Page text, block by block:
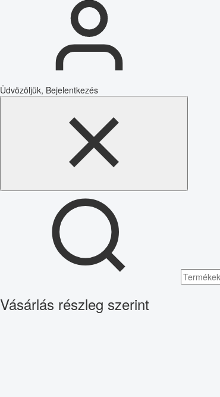
Üdvözöljük, Bejelentkezés
Vásárlás részleg szerint